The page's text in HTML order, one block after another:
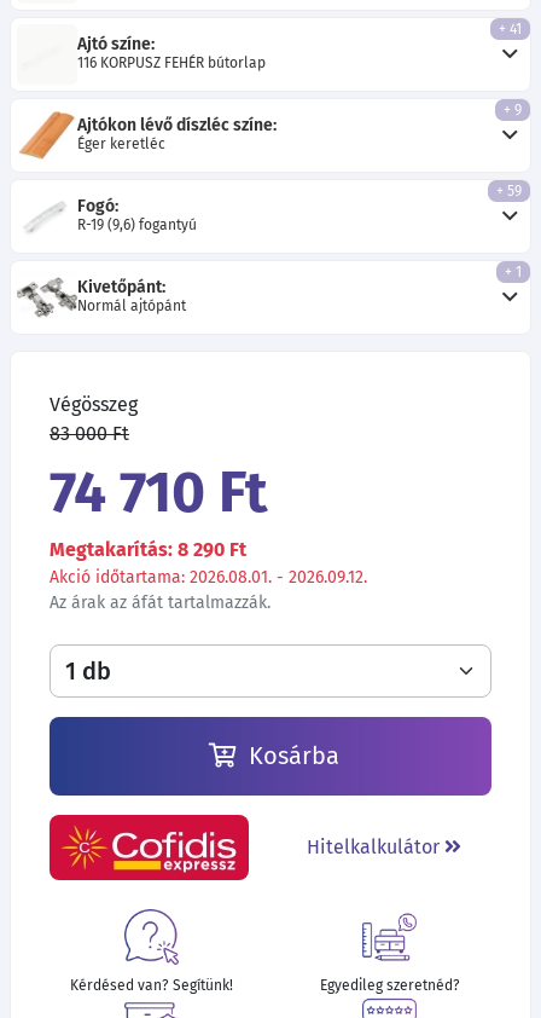
Ajtó színe:
116 KORPUSZ FEHÉR bútorlap
+ 41
Ajtókon lévő díszléc színe:
Éger keretléc
+ 9
Fogó:
R-19 (9,6) fogantyú
+ 59
Kivetőpánt:
Normál ajtópánt
+ 1
Végösszeg
83 000 Ft
74 710 Ft
Megtakarítás: 8 290 Ft
Akció időtartama: 2026.08.01. - 2026.09.12.
Az árak az áfát tartalmazzák.
Kosárba
Hitelkalkulátor
Kérdésed van? Segítünk! Egyedileg szeretnéd?